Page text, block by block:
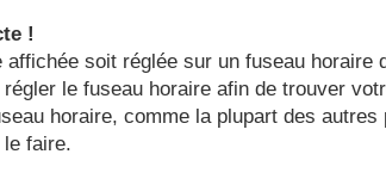
!
affichée soit réglée sur un fuseau
le fuseau horaire afin de trouver
horaire, comme la plupart des
le faire.